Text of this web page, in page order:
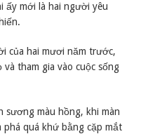
ấy mới là hai người yêu
của hai mươi năm trước,
tham gia vào cuộc sống
sương màu hồng, khi màn
quá khứ bằng cặp mắt